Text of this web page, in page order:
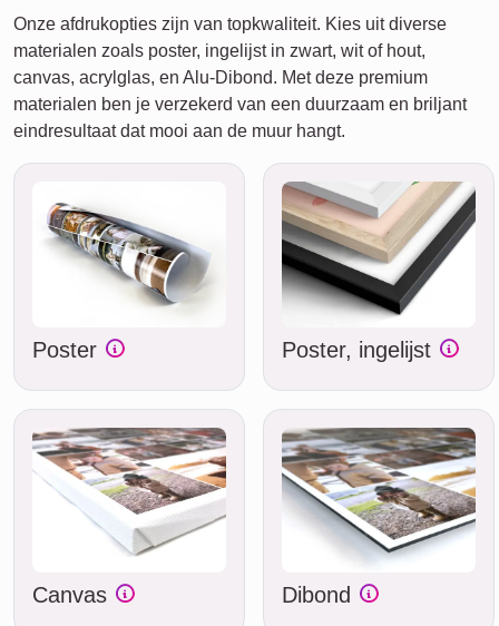
Onze afdrukopties zijn van topkwaliteit. Kies uit diverse
materialen zoals poster, ingelijst in zwart, wit of hout,
canvas, acrylglas, en Alu-Dibond. Met deze premium
materialen ben je verzekerd van een duurzaam en briljant
eindresultaat dat mooi aan de muur hangt.
Poster Poster, ingelijst
Canvas Dibond